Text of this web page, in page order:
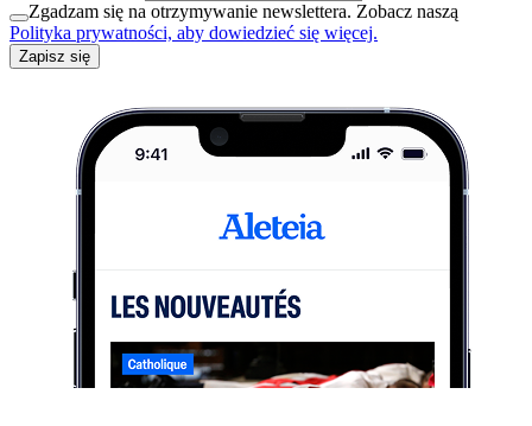
Zgadzam się na otrzymywanie newslettera. Zobacz naszą
Polityka prywatności, aby dowiedzieć się więcej.
Zapisz się